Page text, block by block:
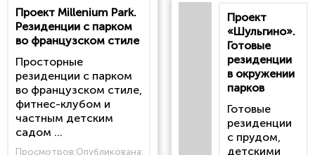
Проект Millenium Park.
Резиденции с парком
во французском стиле
Просторные
резиденции с парком
во французском стиле,
фитнес-клубом и
частным детским
садом ...
Просмотров:Опубликована:
статью
Проект
«Шульгино».
Готовые
резиденции
в окружении
парков
Готовые
резиденции
с прудом,
детскими